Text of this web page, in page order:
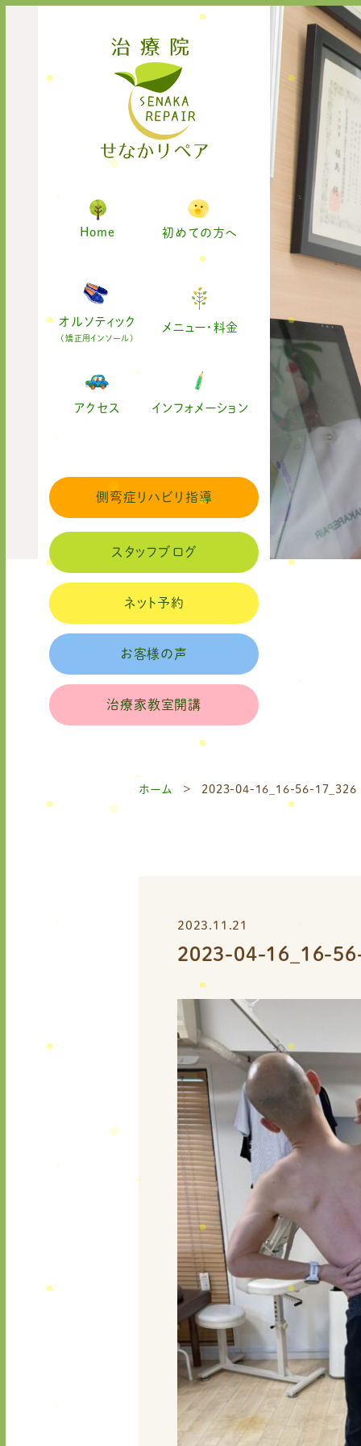
Home 初めての方へ
オルソティック
(矯正用インソール)
メニュー・料金
アクセス インフォメーション
側弯症リハビリ指導
スタッフブログ
ネット予約
お客様の声
治療家教室開講
ホーム 2023-04-16_16-56-17_326
2023.11.21
2023-04-16_16-